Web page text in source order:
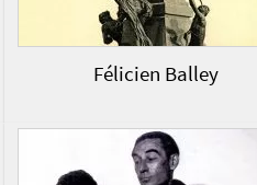
Félicien Balley